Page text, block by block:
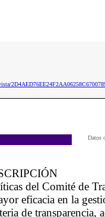
Datos
del Comité de
eficacia en la
de